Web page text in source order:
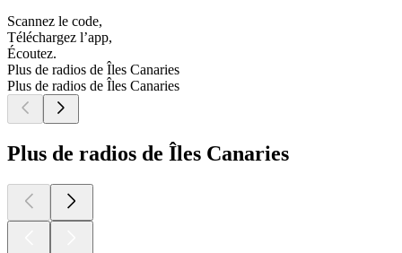
Scannez le code,
Téléchargez l’app,
Écoutez.
Plus de radios de Îles Canaries
Plus de radios de Îles Canaries
Plus de radios de Îles Canaries